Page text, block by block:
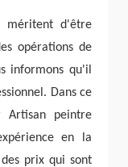
méritent d'être
opérations de
informons qu'il
Dans ce
Artisan peintre
en la
prix qui sont